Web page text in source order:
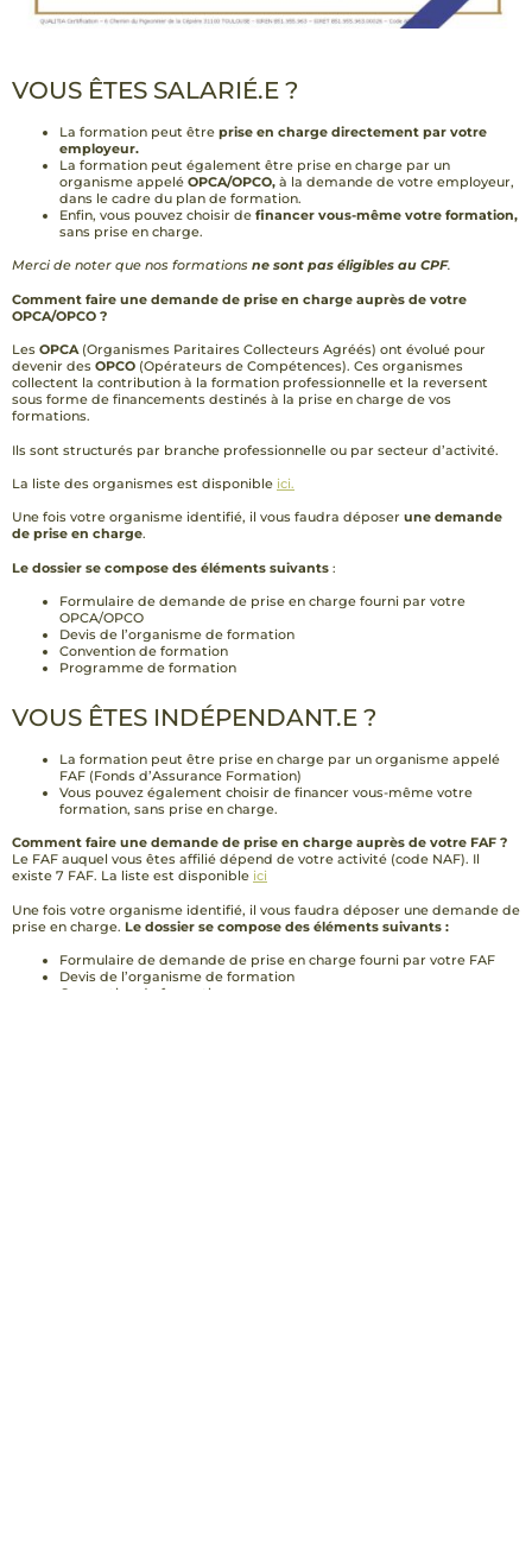
VOUS ÊTES SALARIÉ.E ?
La formation peut être prise en charge directement par votre
employeur.​
La formation peut également être prise en charge par un
organisme appelé OPCA/OPCO, à la demande de votre employeur,
dans le cadre du plan de formation.
Enfin, vous pouvez choisir de financer vous-même votre formation,
sans prise en charge.
Merci de noter que nos formations ne sont pas éligibles au CPF.
Comment faire une demande de prise en charge auprès de votre
OPCA/OPCO ?
​Les OPCA(Organismes Paritaires Collecteurs Agréés) ont évolué pour
devenir des OPCO (Opérateurs de Compétences). Ces organismes
collectent la contribution à la formation professionnelle et la reversent
sous forme de financements destinés à la prise en charge de vos
formations.
Ils sont structurés par branche professionnelle ou par secteur d’activité.
La liste des organismes est disponible ici.
Une fois votre organisme identifié, il vous faudra déposer une demande
de prise en charge.
Le dossier se compose des éléments suivants :
Formulaire de demande de prise en charge fourni par votre
OPCA/OPCO
Devis de l’organisme de formation
Convention de formation
Programme de formation
VOUS ÊTES INDÉPENDANT.E ?
La formation peut être prise en charge par un organisme appelé
FAF (Fonds d’Assurance Formation)
Vous pouvez également choisir de financer vous-même votre
formation, sans prise en charge.
Comment faire une demande de prise en charge auprès de votre FAF ?
Le FAF auquel vous êtes affilié dépend de votre activité (code NAF). Il
existe 7 FAF. La liste est disponible ici
Une fois votre organisme identifié, il vous faudra déposer une demande de
prise en charge. Le dossier se compose des éléments suivants :
Formulaire de demande de prise en charge fourni par votre FAF
Devis de l’organisme de formation
Convention de formation